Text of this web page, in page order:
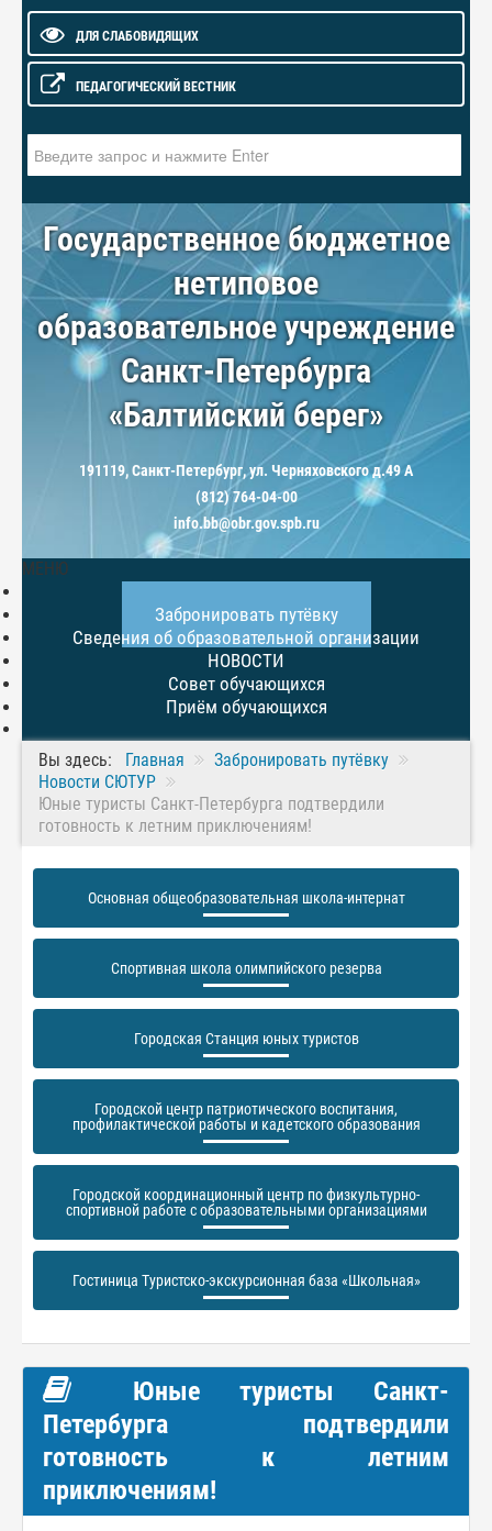
ДЛЯ СЛАБОВИДЯЩИХ
ПЕДАГОГИЧЕСКИЙ ВЕСТНИК
Государственное бюджетное
нетиповое
образовательное учреждение
Санкт-Петербурга
«Балтийский берег»
191119, Санкт-Петербург, ул. Черняховского д.49 А
(812) 764-04-00
info.bb@obr.gov.spb.ru
МЕНЮ
Забронировать путёвку
Сведения об образовательной организации
НОВОСТИ
Совет обучающихся
Приём обучающихся
Вы здесь: Главная
Забронировать путёвку
Новости СЮТУР
Юные туристы Санкт-Петербурга подтвердили
готовность к летним приключениям!
Основная общеобразовательная школа-интернат
Спортивная школа олимпийского резерва
Городская Станция юных туристов
Городской центр патриотического воспитания,
профилактической работы и кадетского образования
Городской координационный центр по физкультурно-
спортивной работе с образовательными организациями
Гостиница Туристско-экскурсионная база «Школьная»
Юные туристы Санкт-
Петербурга подтвердили
готовность к летним
приключениям!